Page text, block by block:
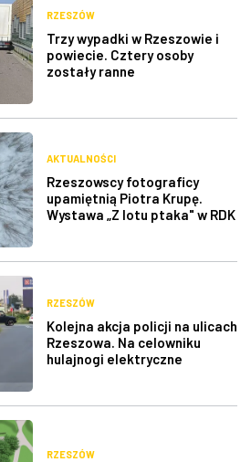
RZESZÓW
Trzy wypadki w Rzeszowie i
powiecie. Cztery osoby
zostały ranne
AKTUALNOŚCI
Rzeszowscy fotograficy
upamiętnią Piotra Krupę.
Wystawa „Z lotu ptaka" w RDK
RZESZÓW
Kolejna akcja policji na ulicach
Rzeszowa. Na celowniku
hulajnogi elektryczne
RZESZÓW